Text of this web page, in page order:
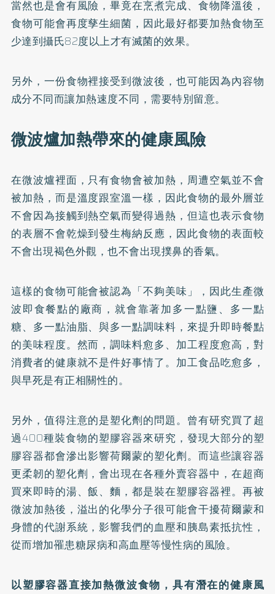
當然也是會有風險，畢竟在烹煮完成、食物降溫後，
食物可能會再度孳生細菌，因此最好都要加熱食物至
少達到攝氏82度以上才有滅菌的效果。
另外，一份食物裡接受到微波後，也可能因為內容物
成分不同而讓加熱速度不同，需要特別留意。
微波爐加熱帶來的健康風險
在微波爐裡面，只有食物會被加熱，周遭空氣並不會
被加熱，而是溫度跟室溫一樣，因此食物的最外層並
不會因為接觸到熱空氣而變得過熱，但這也表示食物
的表層不會乾燥到發生梅納反應，因此食物的表面較
不會出現褐色外觀，也不會出現撲鼻的香氣。
這樣的食物可能會被認為「不夠美味」，因此生產微
波即食餐點的廠商，就會靠著加多一點鹽、多一點
糖、多一點油脂、與多一點調味料，來提升即時餐點
的美味程度。然而，調味料愈多、加工程度愈高，對
消費者的健康就不是件好事情了。加工食品吃愈多，
與早死是有正相關性的。
另外，值得注意的是塑化劑的問題。曾有研究買了超
過400種裝食物的塑膠容器來研究，發現大部分的塑
膠容器都會滲出影響荷爾蒙的塑化劑。而這些讓容器
更柔韌的塑化劑，會出現在各種外賣容器中，在超商
買來即時的湯、飯、麵，都是裝在塑膠容器裡。再被
微波加熱後，溢出的化學分子很可能會干擾荷爾蒙和
身體的代謝系統，影響我們的血壓和胰島素抵抗性，
從而增加罹患糖尿病和高血壓等慢性病的風險。
以塑膠容器直接加熱微波食物，具有潛在的健康風